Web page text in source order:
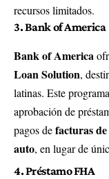
recursos limitados.
3. Bank of America
Bank of America
Loan Solution,
latinas. Este
aprobación de
pagos defacturas
auto, en lugar de
4. Préstamo FHA